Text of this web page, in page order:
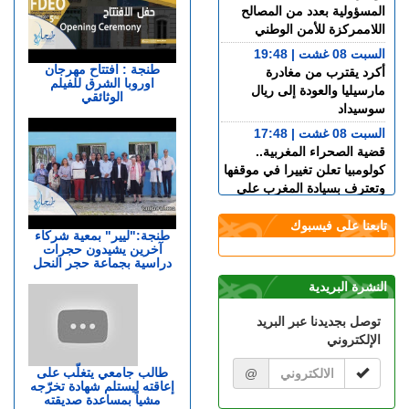
طنجة : افتتاح مهرجان
اوروبا الشرق للفيلم
الوثائقي
طنجة:"ليير" بمعية شركاء
آخرين يشيدون حجرات
دراسية بجماعة حجر النحل
طالب جامعي يتغلّب على
إعاقته ليستلم شهادة تخرّجه
مشياً بمساعدة صديقته
المسؤولية بعدد من المصالح
اللاممركزة للأمن الوطني
السبت 08 غشت | 19:48
أكرد يقترب من مغادرة
مارسيليا والعودة إلى ريال
سوسيداد
السبت 08 غشت | 17:48
قضية الصحراء المغربية..
كولومبيا تعلن تغييرا في موقفها
وتعترف بسيادة المغرب على
السبت 08 غشت | 15:47
ميسي عن عمر 68 عاما
العرائـــش.. تصريحات
واتهامات زائفة تورط مرشحة
للهجرة السرية
السبت 08 غشت | 12:40
تابعنا على فيسبوك
النشرة البريدية
توصل بجديدنا عبر البريد
الإلكتروني
@